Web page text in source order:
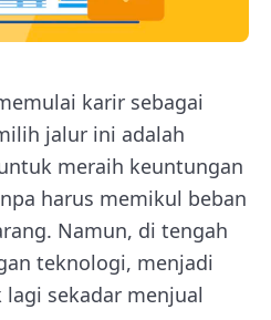
karir sebagai
jalur ini adalah
meraih keuntungan
harus memikul beban
Namun, di tengah
teknologi, menjadi
sekadar menjual